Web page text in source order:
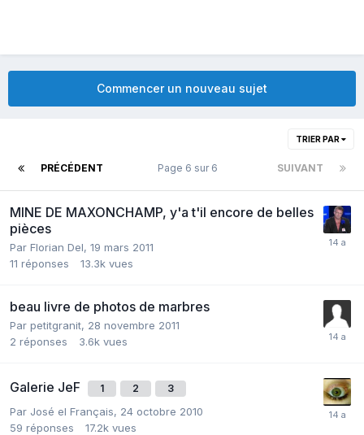
Commencer un nouveau sujet
TRIER PAR
PRÉCÉDENT SUIVANT
Page 6 sur 6
MINE DE MAXONCHAMP, y'a t'il encore de belles
pièces
Par Florian Del, 19 mars 2011
11 réponses 13.3k vues
beau livre de photos de marbres
Par petitgranit, 28 novembre 2011
2 réponses 3.6k vues
Galerie JeF 1 2 3
Par José el Français, 24 octobre 2010
59 réponses 17.2k vues